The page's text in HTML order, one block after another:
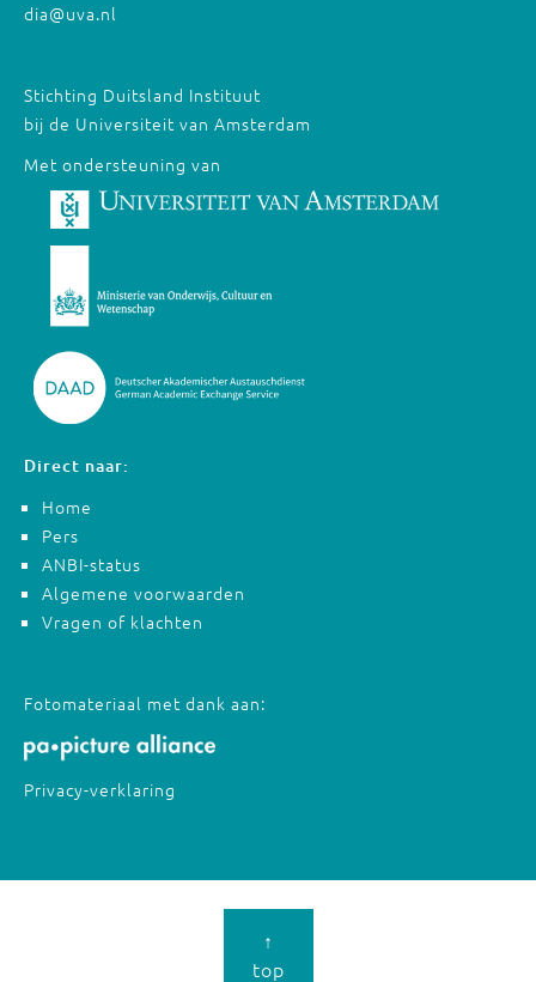
dia@uva.nl
Stichting Duitsland Instituut
bij de Universiteit van Amsterdam
Met ondersteuning van
Direct naar:
Home
Pers
ANBI-status
Algemene voorwaarden
Vragen of klachten
Fotomateriaal met dank aan:
Privacy-verklaring
↑
top